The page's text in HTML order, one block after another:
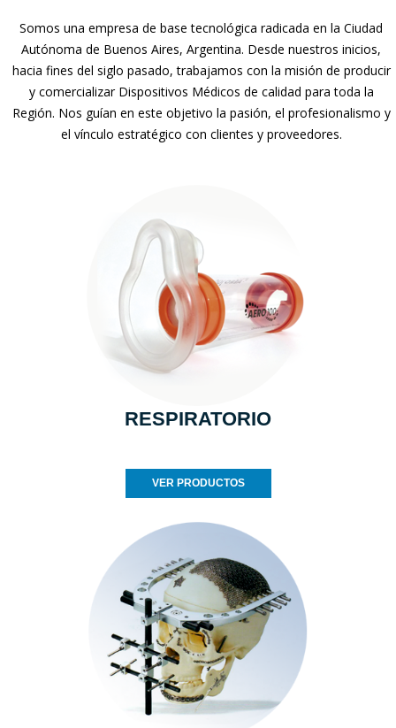
Somos una empresa de base tecnológica radicada en la Ciudad
Autónoma de Buenos Aires, Argentina. Desde nuestros inicios,
hacia fines del siglo pasado, trabajamos con la misión de producir
y comercializar Dispositivos Médicos de calidad para toda la
Región. Nos guían en este objetivo la pasión, el profesionalismo y
el vínculo estratégico con clientes y proveedores.
RESPIRATORIO
VER PRODUCTOS